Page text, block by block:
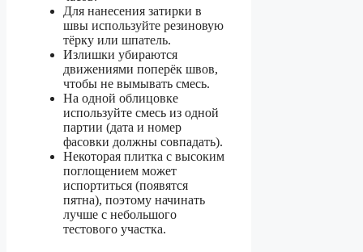
Для нанесения затирки в
швы используйте резиновую
тёрку или шпатель.
Излишки убираются
движениями поперёк швов,
чтобы не вымывать смесь.
На одной облицовке
используйте смесь из одной
партии (дата и номер
фасовки должны совпадать).
Некоторая плитка с высоким
поглощением может
испортиться (появятся
пятна), поэтому начинать
лучше с небольшого
тестового участка.